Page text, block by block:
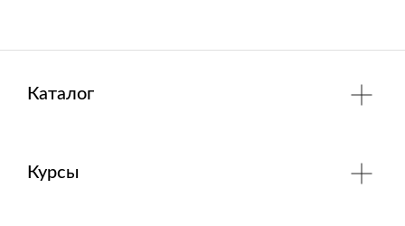
Каталог
Курсы